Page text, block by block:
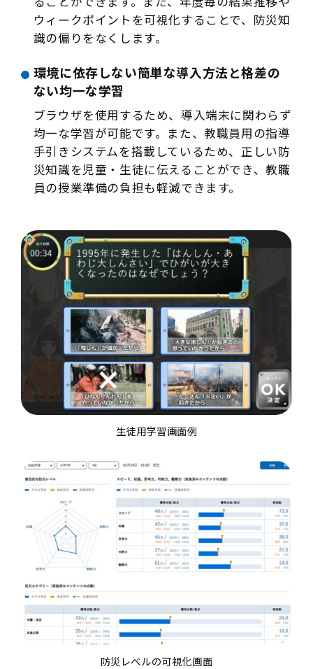
ウィークポイントを可視化することで、防災知
識の偏りをなくします。
環境に依存しない簡単な導入方法と格差の
ない均一な学習
ブラウザを使用するため、導入端末に関わらず
均一な学習が可能です。また、教職員用の指導
手引きシステムを搭載しているため、正しい防
災知識を児童・生徒に伝えることができ、教職
員の授業準備の負担も軽減できます。
生徒用学習画面例
防災レベルの可視化画面